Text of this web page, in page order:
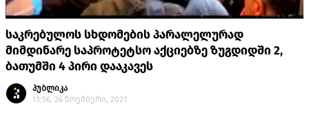
საკრებულოს სხდომების პარალელურად
მიმდინარე საპროტეტსო აქციებზე ზუგდიდში 2,
ბათუმში 4 პირი დააკავეს
პუბლიკა
13:56, 26 ნოემბერი, 2021